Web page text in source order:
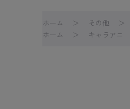
ホーム その他
ホーム
キャラアニ